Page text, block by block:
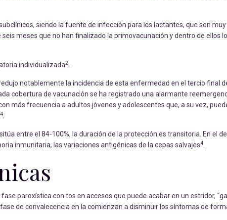
siendo la fuente de infección para los lactantes, que son
meses que no han finalizado la primovacunación y dentro de ellos
individualizada2
notablemente la incidencia de esta enfermedad en el tercio final
cobertura de vacunación se ha registrado una alarmante
más frecuencia a adultos jóvenes y adolescentes que, a su vez,
4
entre el 84-100%, la duración de la protección es transitoria. En el
inmunitaria, las variaciones antigénicas de la cepas salvajes4
paroxística con tos en accesos que puede acabar en un estridor,
de convalecencia en la comienzan a disminuir los síntomas de